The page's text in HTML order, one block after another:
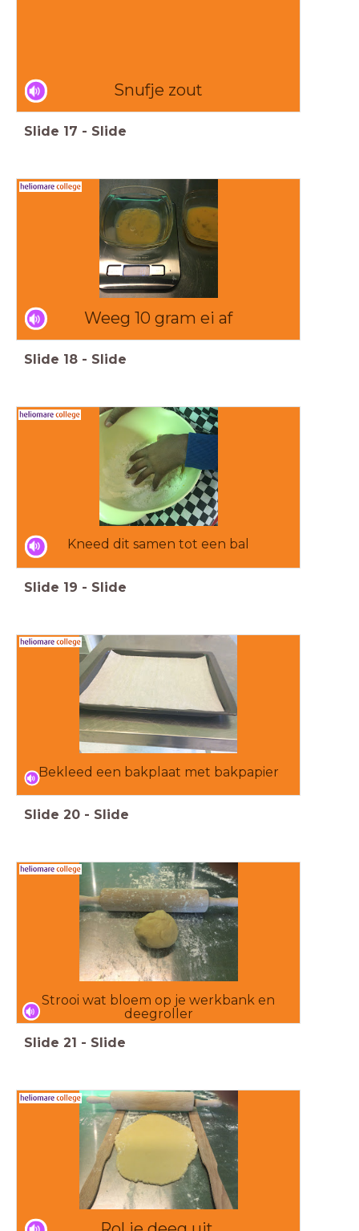
Snufje zout
Slide 17 - Slide
Weeg 10 gram ei af
Slide 18 - Slide
Kneed dit samen tot een bal
Slide 19 - Slide
Bekleed een bakplaat met bakpapier
Slide 20 - Slide
Strooi wat bloem op je werkbank en
deegroller
Slide 21 - Slide